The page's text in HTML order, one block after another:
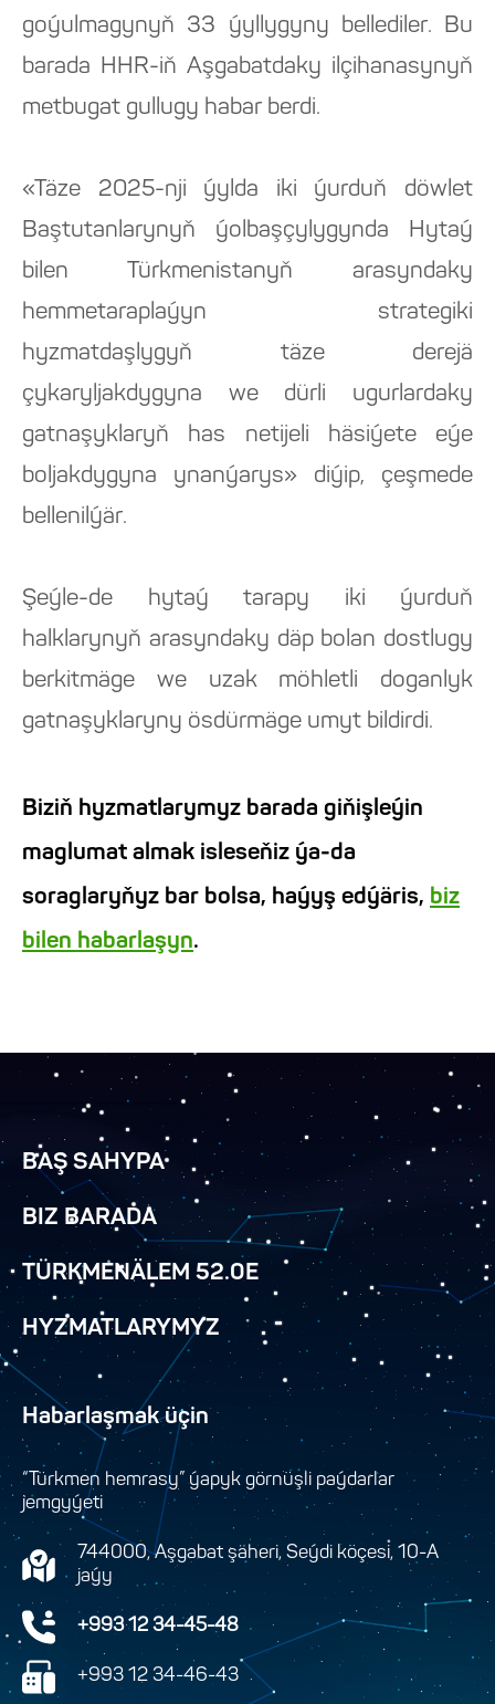
goýulmagynyň 33 ýyllygyny bellediler. Bu
barada HHR-iň Aşgabatdaky ilçihanasynyň
metbugat gullugy habar berdi.
«Täze 2025-nji ýylda iki ýurduň döwlet
Baştutanlarynyň ýolbaşçylygynda Hytaý
bilen Türkmenistanyň arasyndaky
hemmetaraplaýyn strategiki
hyzmatdaşlygyň täze derejä
çykaryljakdygyna we dürli ugurlardaky
gatnaşyklaryň has netijeli häsiýete eýe
boljakdygyna ynanýarys» diýip, çeşmede
bellenilýär.
Şeýle-de hytaý tarapy iki ýurduň
halklarynyň arasyndaky däp bolan dostlugy
berkitmäge we uzak möhletli doganlyk
gatnaşyklaryny ösdürmäge umyt bildirdi.
Biziň hyzmatlarymyz barada giňişleýin
maglumat almak isleseňiz ýa-da
soraglaryňyz bar bolsa, haýyş edýäris, biz
bilen habarlaşyn.
BAŞ SAHYPA
BIZ BARADA
TÜRKMENÄLEM 52.0E
HYZMATLARYMYZ
Habarlaşmak üçin
“Türkmen hemrasy” ýapyk görnüşli paýdarlar
jemgyýeti
744000, Aşgabat şäheri, Seýdi köçesi, 10-A
jaýy
+993 12 34-45-48
+993 12 34-46-43